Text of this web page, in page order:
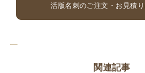
活版名刺のご注文・お見積
関連記事